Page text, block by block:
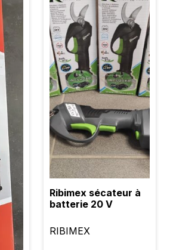
Ribimex sécateur à
batterie 20 V
RIBIMEX